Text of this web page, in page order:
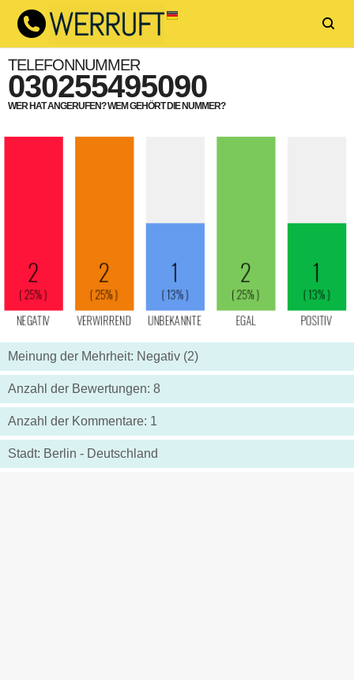
TELEFONNUMMER
030255495090
WER HAT ANGERUFEN? WEM GEHÖRT DIE NUMMER?
Meinung der Mehrheit: Negativ (2)
Anzahl der Bewertungen: 8
Anzahl der Kommentare: 1
Stadt: Berlin - Deutschland